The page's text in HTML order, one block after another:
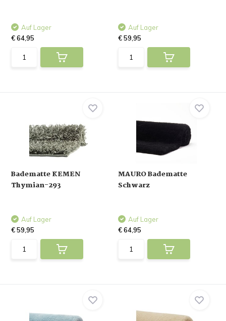
Auf Lager
€ 64,95
Auf Lager
€ 59,95
Badematte KEMEN
Thymian-293
Auf Lager
€ 59,95
MAURO Badematte
Schwarz
Auf Lager
€ 64,95